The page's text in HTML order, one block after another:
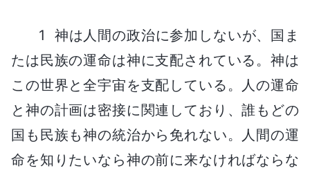
1 神は人間の政治に参加しないが、国ま
たは民族の運命は神に支配されている。神は
この世界と全宇宙を支配している。人の運命
と神の計画は密接に関連しており、誰もどの
国も民族も神の統治から免れない。人間の運
命を知りたいなら神の前に来なければならな